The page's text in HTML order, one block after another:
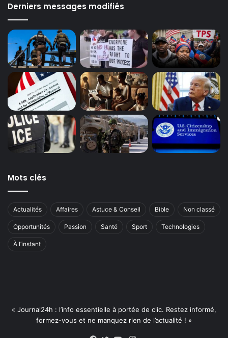
Derniers messages modifiés
Mots clés
Actualités Affaires Astuce & Conseil Bible Non classé
Opportunités Passion Santé Sport Technologies
À l’instant
« Journal24h : l’info essentielle à portée de clic. Restez informé,
formez-vous et ne manquez rien de l’actualité ! »